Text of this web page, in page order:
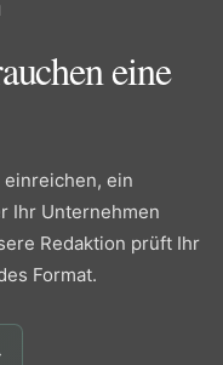
eine
ein
Ihr Unternehmen
Redaktion prüft Ihr
Format.